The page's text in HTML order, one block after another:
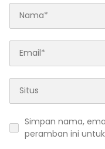
Simpan nama,
peramban ini